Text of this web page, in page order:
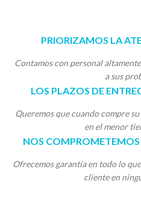
PRIORIZAMOS LA
Contamos con personal
a sus
LOS PLAZOS DE
Queremos que cuando compre
en el menor
NOS
Ofrecemos garantía en todo lo
cliente en